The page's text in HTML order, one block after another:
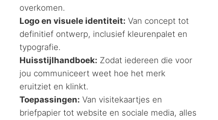
overkomen.
Logo en visuele identiteit: Van concept tot
definitief ontwerp, inclusief kleurenpalet en
typografie.
Huisstijlhandboek: Zodat iedereen die voor
jou communiceert weet hoe het merk
eruitziet en klinkt.
Toepassingen: Van visitekaartjes en
briefpapier tot website en sociale media, alles